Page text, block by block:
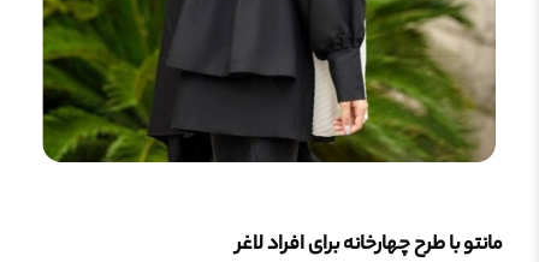
مانتو با طرح چهارخانه برای افراد لاغر